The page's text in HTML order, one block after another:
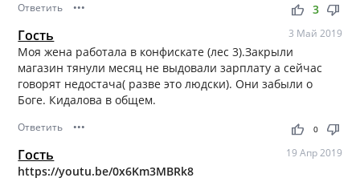
Ответить ••• thumb_up thumb_down
3
Гость 3 Май 2019
Моя жена работала в конфискате (лес 3).Закрыли
магазин тянули месяц не выдовали зарплату а сейчас
говорят недостача( разве это людски). Они забыли о
Боге. Кидалова в общем.
Ответить ••• thumb_up thumb_down
0
Гость 19 Апр 2019
https://youtu.be/0x6Km3MBRk8